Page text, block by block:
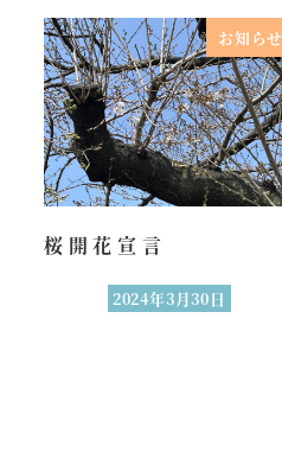
お知らせ
桜開花宣言
2024年3月30日